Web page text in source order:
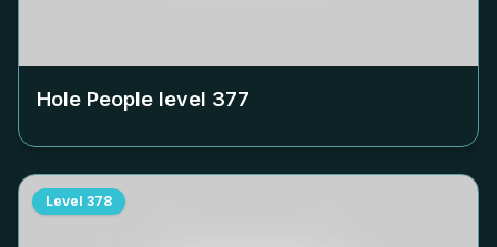
Hole People level 377
Level 378